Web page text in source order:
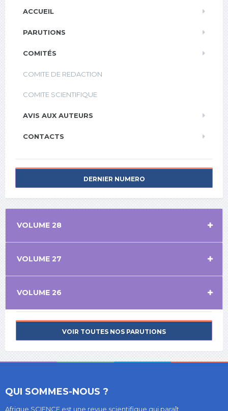
ACCUEIL
PARUTIONS
COMITÉS
COMITE DE REDACTION
COMITE SCIENTIFIQUE
AVIS AUX AUTEURS
CONTACTS
DERNIER NUMERO
VOLUME 28
VOLUME 27
VOLUME 26
VOIR TOUTES NOS PARUTIONS
QUI SOMMES-NOUS ?
Afrique SCIENCE est une revue scientifique qui paraît